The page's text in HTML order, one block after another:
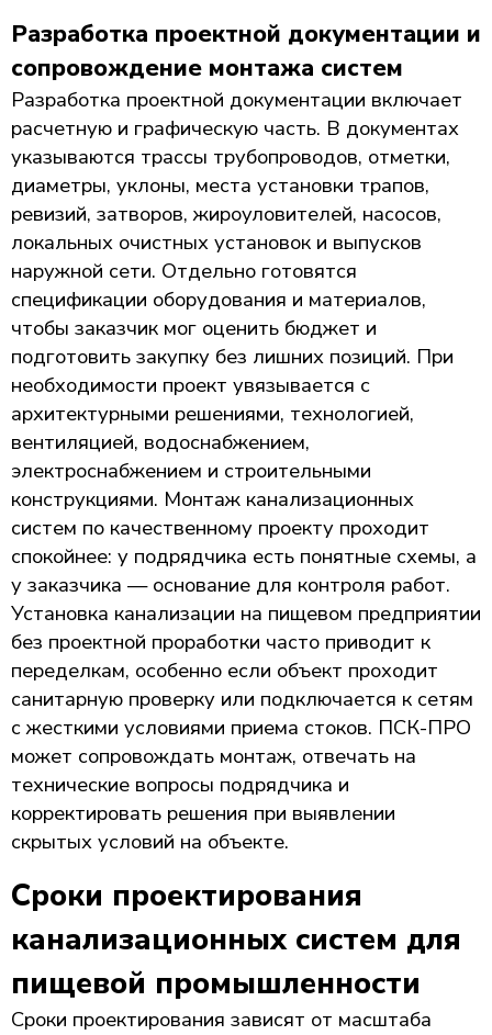
Разработка проектной документации и
сопровождение монтажа систем
Разработка проектной документации включает
расчетную и графическую часть. В документах
указываются трассы трубопроводов, отметки,
диаметры, уклоны, места установки трапов,
ревизий, затворов, жироуловителей, насосов,
локальных очистных установок и выпусков
наружной сети. Отдельно готовятся
спецификации оборудования и материалов,
чтобы заказчик мог оценить бюджет и
подготовить закупку без лишних позиций. При
необходимости проект увязывается с
архитектурными решениями, технологией,
вентиляцией, водоснабжением,
электроснабжением и строительными
конструкциями. Монтаж канализационных
систем по качественному проекту проходит
спокойнее: у подрядчика есть понятные схемы, а
у заказчика — основание для контроля работ.
Установка канализации на пищевом предприятии
без проектной проработки часто приводит к
переделкам, особенно если объект проходит
санитарную проверку или подключается к сетям
с жесткими условиями приема стоков. ПСК-ПРО
может сопровождать монтаж, отвечать на
технические вопросы подрядчика и
корректировать решения при выявлении
скрытых условий на объекте.
Сроки проектирования
канализационных систем для
пищевой промышленности
Сроки проектирования зависят от масштаба